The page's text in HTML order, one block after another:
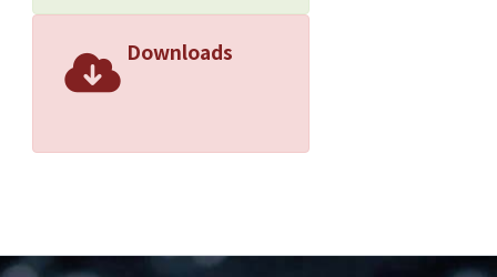
Downloads